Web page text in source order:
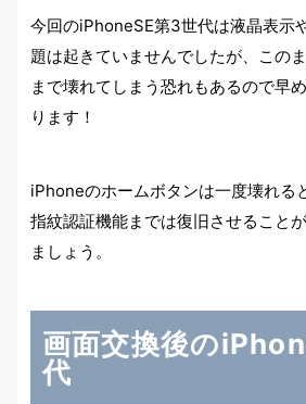
今回のiPhoneSE第3世代は液晶表示
題は起きていませんでしたが、この
まで壊れてしまう恐れもあるので早
ります！
iPhoneのホームボタンは一度壊れる
指紋認証機能までは復旧させること
ましょう。
画面交換後の
代